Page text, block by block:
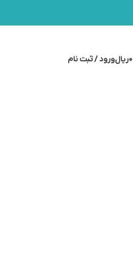
۰ریالورود / ثبت نام